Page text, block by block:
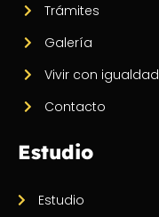
Trámites
Galería
Vivir con igualdad
Contacto
Estudio
Estudio